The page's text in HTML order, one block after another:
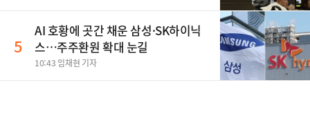
5
AI 호황에 곳간 채운 삼성·SK하이닉
스…주주환원 확대 눈길
10:43 임채현 기자